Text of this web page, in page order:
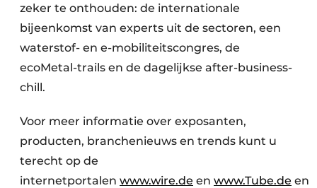
zeker te onthouden: de internationale
bijeenkomst van experts uit de sectoren, een
waterstof- en e-mobiliteitscongres, de
ecoMetal-trails en de dagelijkse after-business-
chill.
Voor meer informatie over exposanten,
producten, branchenieuws en trends kunt u
terecht op de
internetportalen www.wire.de en www.Tube.de en